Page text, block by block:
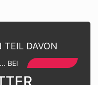
TEIL DAVON
BEI